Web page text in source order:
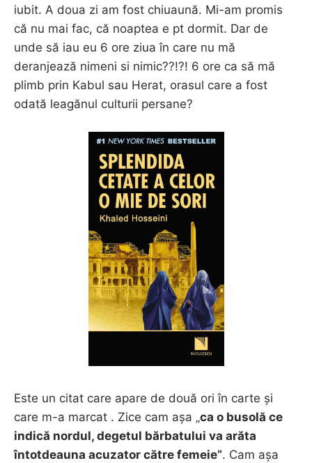
iubit. A doua zi am fost chiuaună. Mi-am promis
că nu mai fac, că noaptea e pt dormit. Dar de
unde să iau eu 6 ore ziua în care nu mă
deranjează nimeni si nimic??!?! 6 ore ca să mă
plimb prin Kabul sau Herat, orasul care a fost
odată leagănul culturii persane?
Este un citat care apare de două ori în carte și
care m-a marcat . Zice cam așa „ca o busolă ce
indică nordul, degetul bărbatului va arăta
întotdeauna acuzator către femeie”. Cam așa